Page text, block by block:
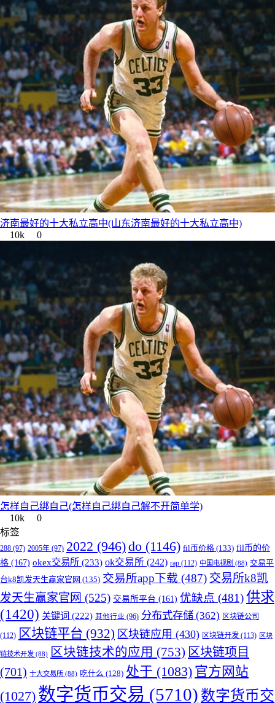
济南最好的十大私立高中(山东济南最好的十大私立高中)
10k
0
怎样自己绑自己(怎样自己绑自己解不开简单学)
10k
0
标签
288 (97) 2005年 (97) 2022 (946)do (1146) fil币价格 (133) fil币的价
格 (167) okex交易所 (233) ok交易所 (242) rap (112) 中国电视剧 (88) 交易平
台k8凯发天生赢家官网 (135) 交易所app下载 (487) 交易所k8凯
发天生赢家官网 (525) 交易所平台 (161) 优缺点 (481)供求
(1420) 关键词 (222) 其他行业 (96) 分布式存储 (362) 区块链公司
(112) 区块链平台 (932) 区块链应用 (430) 区块链开发 (113) 区块
链技术开发 (88) 区块链技术的应用 (753) 区块链项目
(701) 十大交易所 (88) 吃什么 (128) 处于 (1083) 官方网站
(1027) 数字货币交易 (5710) 数字货币交